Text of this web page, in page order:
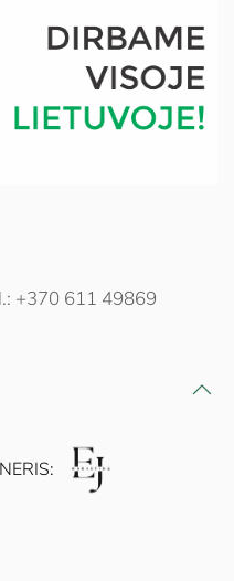
+370 611 49869